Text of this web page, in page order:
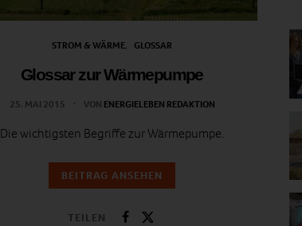
STROM & WÄRME GLOSSAR
Glossar zur Wärmepumpe
25. MAI 2015 VON ENERGIELEBEN REDAKTION
Die wichtigsten Begriffe zur Wärmepumpe.
BEITRAG ANSEHEN
TEILEN